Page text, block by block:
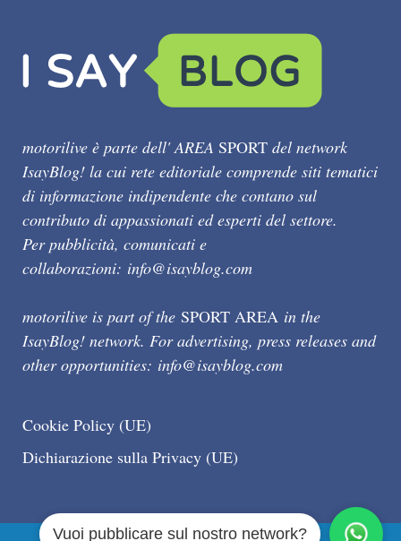
motorilive è parte dell' AREA SPORT del network
IsayBlog! la cui rete editoriale comprende siti tematici
di informazione indipendente che contano sul
contributo di appassionati ed esperti del settore.
Per pubblicità, comunicati e
collaborazioni: info@isayblog.com
motorilive is part of the SPORT AREA in the
IsayBlog! network. For advertising, press releases and
other opportunities: info@isayblog.com
Cookie Policy (UE)
Dichiarazione sulla Privacy (UE)
Vuoi pubblicare sul nostro network?